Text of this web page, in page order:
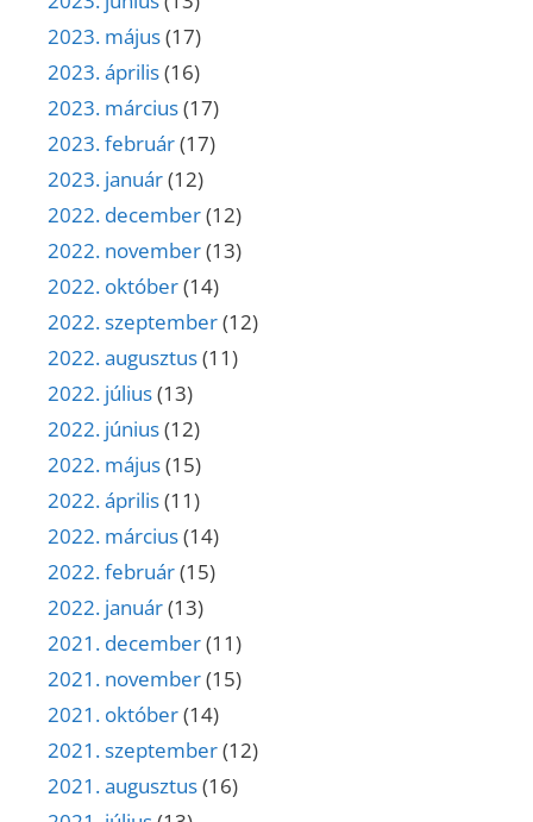
2023. május(17)
2023. április(16)
2023. március(17)
2023. február(17)
2023. január(12)
2022. december(12)
2022. november(13)
2022. október(14)
2022. szeptember(12)
2022. augusztus(11)
2022. július(13)
2022. június(12)
2022. május(15)
2022. április(11)
2022. március(14)
2022. február(15)
2022. január(13)
2021. december(11)
2021. november(15)
2021. október(14)
2021. szeptember(12)
2021. augusztus(16)